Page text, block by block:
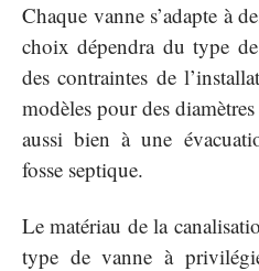
Chaque vanne s’adapte à
choix dépendra du type
des contraintes de
modèles pour des
aussi bien à une
fosse septique.
Le matériau de la
type de vanne à